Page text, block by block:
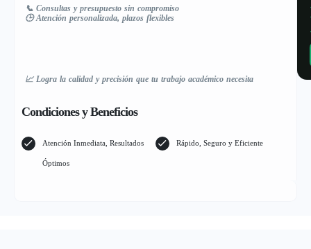
📞 Consultas y presupuesto sin compromiso
🕒 Atención personalizada, plazos flexibles
📈 Logra la calidad y precisión que tu trabajo académico necesita
Condiciones y Beneficios
Atención Inmediata, Resultados
Óptimos
Rápido, Seguro y Eficiente